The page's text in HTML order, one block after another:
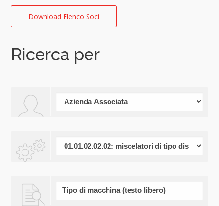
Download Elenco Soci
Ricerca per